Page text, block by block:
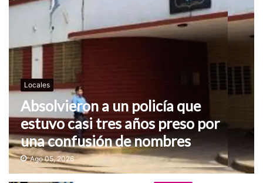
Locales
Absolvieron a un policía que
estuvo casi tres años preso por
una confusión de nombres
Ago 05, 2026